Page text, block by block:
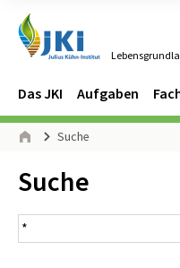
Navigation
Hauptmenü
Das JKI Aufgaben
Seitenpfad
Suche
Inhalt:
Suche
Suchergebnis